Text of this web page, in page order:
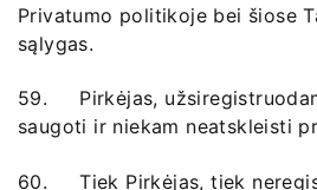
Privatumo politikoje bei šiose
sąlygas.
59. Pirkėjas,
saugoti ir niekam neatskleisti
60. Tiek Pirkėjas, tiek